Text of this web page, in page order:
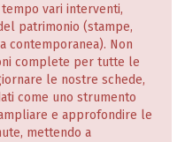
vari interventi,
patrimonio (stampe,
contemporanea). Non
complete per tutte le
le nostre schede,
come uno strumento
e approfondire le
mettendo a